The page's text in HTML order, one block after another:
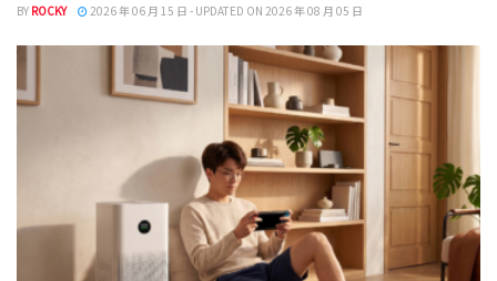
BY ROCKY 2026 年 06 月 15 日 - UPDATED ON 2026 年 08 月 05 日